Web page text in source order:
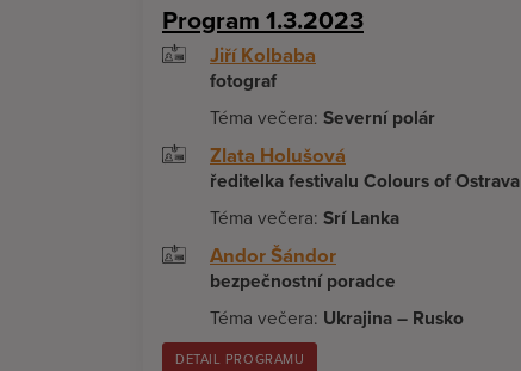
Program 1.3.2023
Jiří Kolbaba
fotograf
Téma večera: Severní polár
Zlata Holušová
ředitelka festivalu Colours of Ostrava
Téma večera: Srí Lanka
Andor Šándor
bezpečnostní poradce
Téma večera: Ukrajina – Rusko
DETAIL PROGRAMU